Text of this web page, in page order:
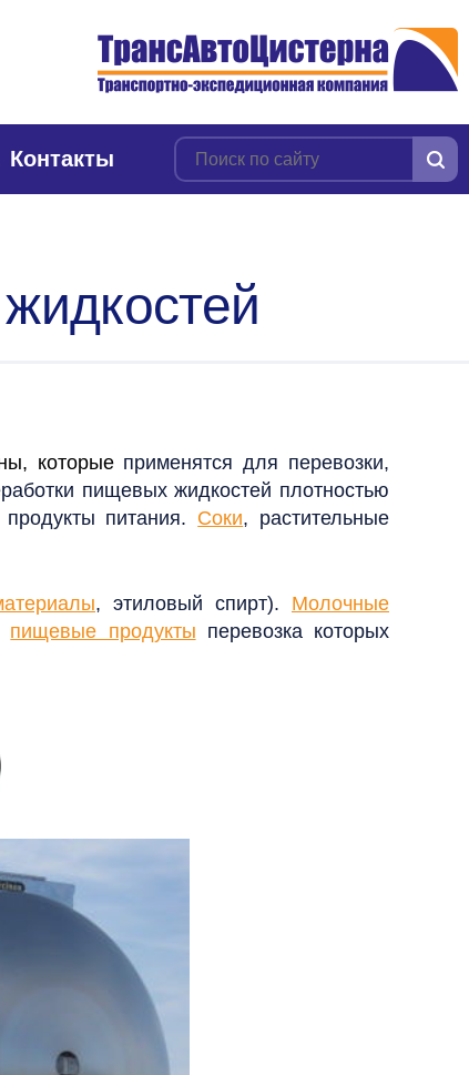
Контакты
которыеприменятся для перевозки,
пищевых жидкостей плотностью
питания. Соки, растительные
, этиловый спирт). Молочные
пищевые продукты перевозка которых